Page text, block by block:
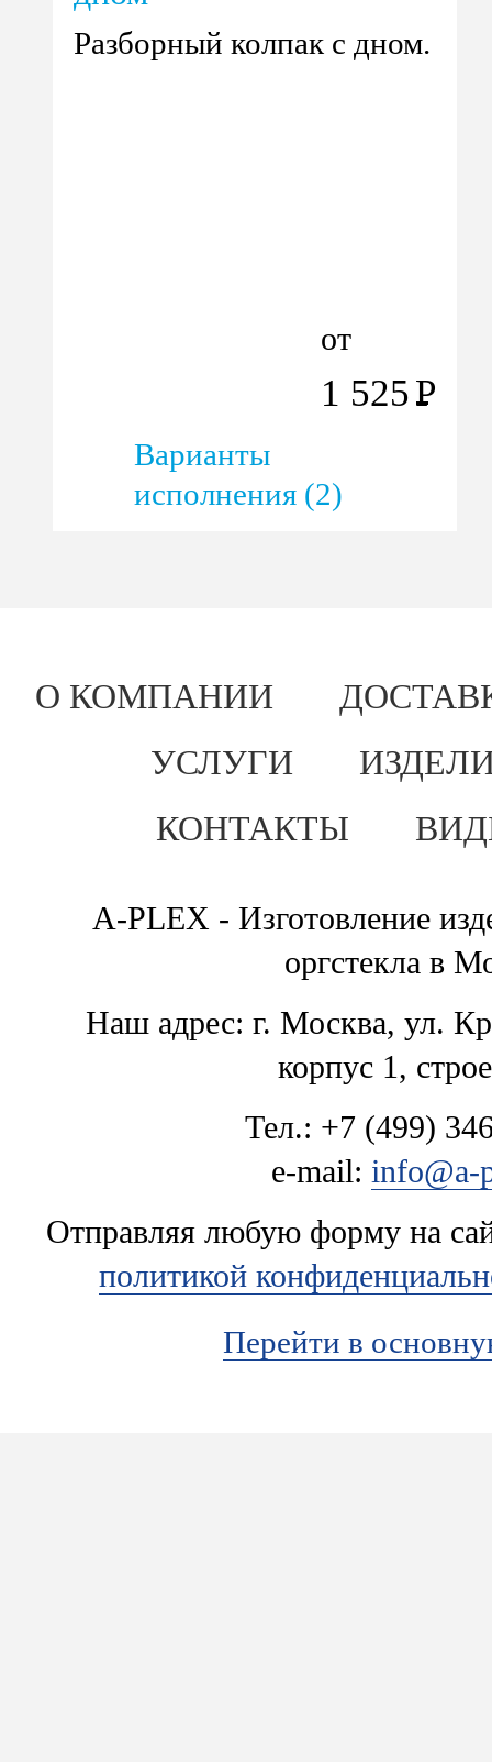
Разборный колпак с дном.
от
1 525Р
Варианты
исполнения (2)
О КОМПАНИИ
УСЛУГИ
КОНТАКТЫ
A-PLEX - Изготовление
оргстекла в
Наш адрес: г. Москва, ул.
корпус 1,
Тел.: +7 (499)
e-mail: info@a-
Отправляя любую форму на
политикой
Перейти в